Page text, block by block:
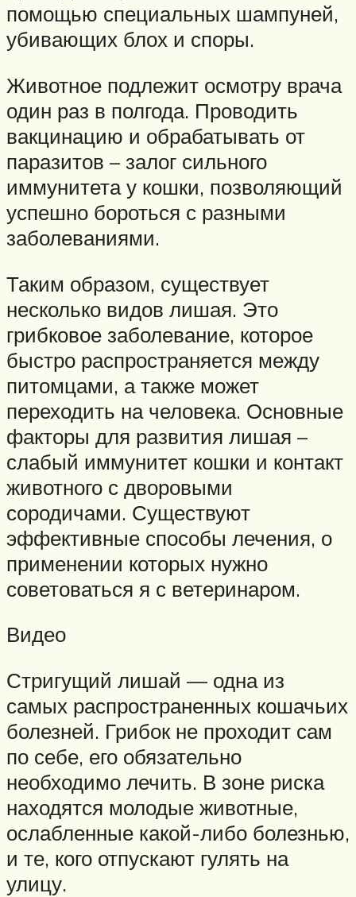
помощью специальных шампуней,
убивающих блох и споры.
Животное подлежит осмотру врача
один раз в полгода. Проводить
вакцинацию и обрабатывать от
паразитов – залог сильного
иммунитета у кошки, позволяющий
успешно бороться с разными
заболеваниями.
Таким образом, существует
несколько видов лишая. Это
грибковое заболевание, которое
быстро распространяется между
питомцами, а также может
переходить на человека. Основные
факторы для развития лишая –
слабый иммунитет кошки и контакт
животного с дворовыми
сородичами. Существуют
эффективные способы лечения, о
применении которых нужно
советоваться я с ветеринаром.
Видео
Стригущий лишай — одна из
самых распространенных кошачьих
болезней. Грибок не проходит сам
по себе, его обязательно
необходимо лечить. В зоне риска
находятся молодые животные,
ослабленные какой-либо болезнью,
и те, кого отпускают гулять на
улицу.